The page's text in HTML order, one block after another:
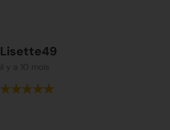
Lisette49
il y a 10 mois